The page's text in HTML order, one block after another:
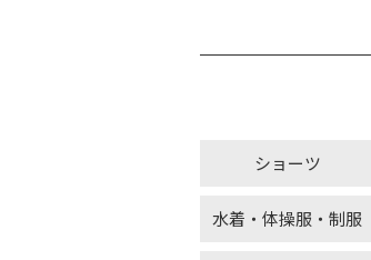
ショーツ
水着・体操服・制服